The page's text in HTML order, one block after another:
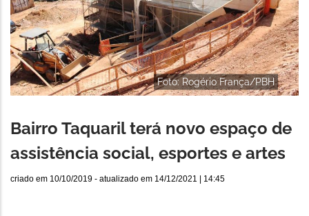
Foto: Rogério França/PBH
Bairro Taquaril terá novo espaço de
assistência social, esportes e artes
criado em 10/10/2019 - atualizado em 14/12/2021 | 14:45